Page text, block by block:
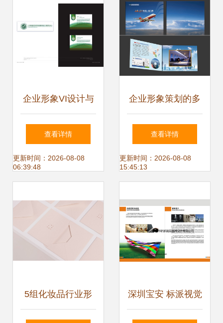
企业形象VI设计与
企业形象策划 塑造
品牌核心价值的双
查看详情
更新时间：2026-08-08
06:39:48
企业形象策划的多
元形式与实践路径
查看详情
更新时间：2026-08-08
15:45:13
5组化妆品行业形 深圳宝安 标派视觉